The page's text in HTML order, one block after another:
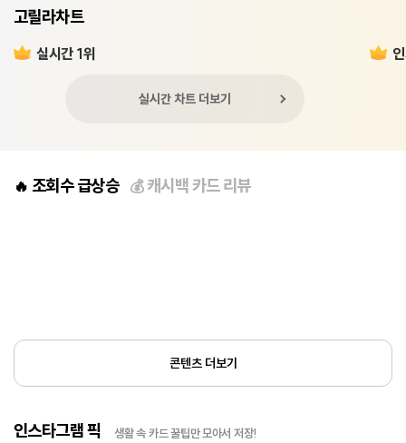
고릴라차트
실시간 1위
실시간 차트 더보기
🔥 조회수 급상승 💰캐시백 카드 리뷰
콘텐츠 더보기
인스타그램 픽 생활 속 카드 꿀팁만 모아서 저장!